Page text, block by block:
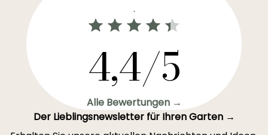
.
4,4/5
Alle Bewertungen →
Der Lieblingsnewsletter für Ihren Garten →